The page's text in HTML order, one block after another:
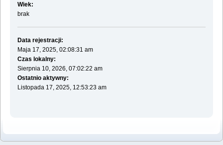
Wiek:
brak
Data rejestracji:
Maja 17, 2025, 02:08:31 am
Czas lokalny:
Sierpnia 10, 2026, 07:02:22 am
Ostatnio aktywny:
Listopada 17, 2025, 12:53:23 am